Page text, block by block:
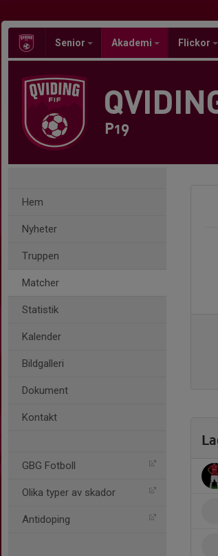
Senior Akademi Flickor
P19
Hem
Nyheter
Truppen
Matcher
Statistik
Kalender
Bildgalleri
Dokument
Kontakt
GBG Fotboll
Olika typer av skador
Antidoping